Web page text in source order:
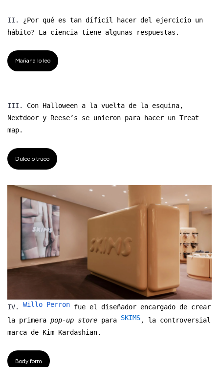
II.
¿Por qué es tan díficil hacer del ejercicio un
hábito? La ciencia tiene algunas respuestas.
Mañana lo leo
III. Con Halloween a la vuelta de la esquina,
Nextdoor y Reese’s se unieron para hacer un Treat
map.
Dulce o truco
IV. Willo Perron fue el diseñador encargado de crear
la primera pop-up store para SKIMS, la controversial
marca de Kim Kardashian.
Body form